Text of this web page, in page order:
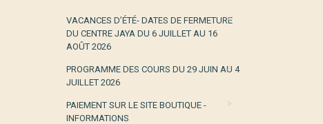
VACANCES D’ÉTÉ- DATES DE FERMETURE
DU CENTRE JAYA DU 6 JUILLET AU 16
AOÛT 2026
PROGRAMME DES COURS DU 29 JUIN AU 4
JUILLET 2026
PAIEMENT SUR LE SITE BOUTIQUE -
INFORMATIONS